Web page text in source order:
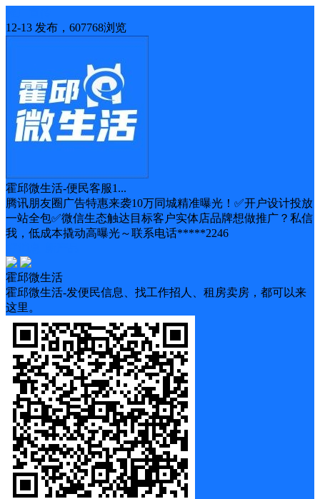
12-13 发布，607768浏览
霍邱微生活-便民客服1...
腾讯朋友圈广告特惠来袭10万同城精准曝光！✅开户设计投放
一站全包✅微信生态触达目标客户实体店品牌想做推广？私信
我，低成本撬动高曝光～联系电话*****2246
霍邱微生活
霍邱微生活-发便民信息、找工作招人、租房卖房，都可以来
这里。